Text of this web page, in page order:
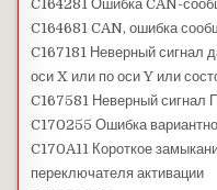
C164281 Ошибка CAN-
C164681 CAN, ошибка
C167181 Неверный сигнал
оси X или по оси Y или
C167581 Неверный сигнал
C170255 Ошибка
C170A11 Короткое
переключателя активации